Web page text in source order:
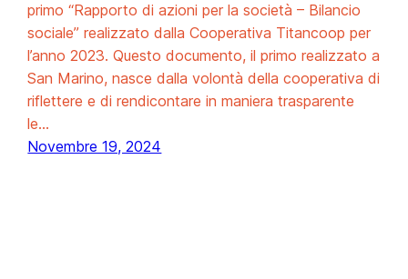
primo “Rapporto di azioni per la società – Bilancio
sociale” realizzato dalla Cooperativa Titancoop per
l’anno 2023. Questo documento, il primo realizzato a
San Marino, nasce dalla volontà della cooperativa di
riflettere e di rendicontare in maniera trasparente
le…
Novembre 19, 2024